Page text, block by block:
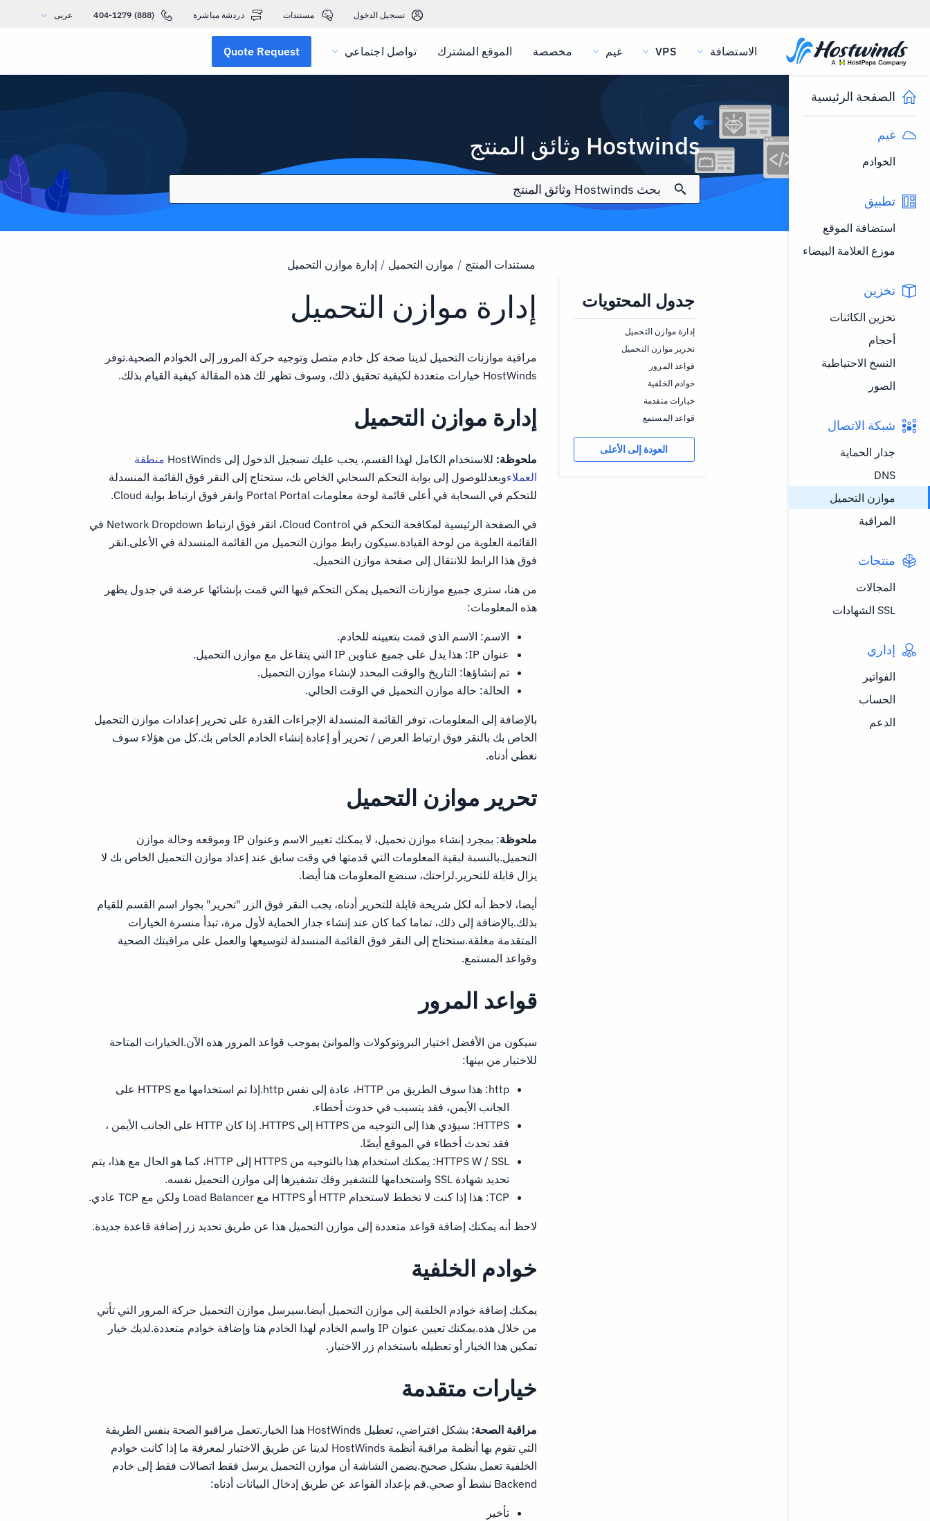
تسجيل الدخول مستندات دردشة مباشرة (888) 404-1279 عربى
الاستضافة VPS غيم مخصصة الموقع المشترك تواصل اجتماعي Quote Request
الصفحة الرئيسية
غيم
الخوادم
تطبيق
استضافة الموقع
موزع العلامة البيضاء
تخزين
تخزين الكائنات
أحجام
النسخ الاحتياطية
الصور
شبكة الاتصال
جدار الحماية
DNS
موازن التحميل
المراقبة
منتجات
المجالات
SSL الشهادات
إداري
الفواتير
الحساب
الدعم
Hostwinds وثائق المنتج
مستندات المنتج / موازن التحميل / إدارة موازن التحميل
جدول المحتويات
إدارة موازن التحميل
تحرير موازن التحميل
قواعد المرور
خوادم الخلفية
خيارات متقدمة
قواعد المستمع
العودة إلى الأعلى
إدارة موازن التحميل
مراقبة موازنات التحميل لدينا صحة كل خادم متصل وتوجيه حركة المرور إلى الخوادم الصحية.توفر
HostWinds خيارات متعددة لكيفية تحقيق ذلك، وسوف تظهر لك هذه المقالة كيفية القيام بذلك.
إدارة موازن التحميل
ملحوظة: للاستخدام الكامل لهذا القسم، يجب عليك تسجيل الدخول إلى HostWinds
منطقة
العملاءوبعدللوصول إلى بوابة التحكم السحابي الخاص بك، ستحتاج إلى النقر فوق القائمة المنسدلة
للتحكم في السحابة في أعلى قائمة لوحة معلومات Portal Portal وانقر فوق ارتباط بوابة Cloud.
في الصفحة الرئيسية لمكافحة التحكم في Cloud Control، انقر فوق ارتباط Network Dropdown في
القائمة العلوية من لوحة القيادة.سيكون رابط موازن التحميل من القائمة المنسدلة في الأعلى.انقر
فوق هذا الرابط للانتقال إلى صفحة موازن التحميل.
من هنا، سترى جميع موازنات التحميل يمكن التحكم فيها التي قمت بإنشائها عرضة في جدول يظهر
هذه المعلومات:
الاسم: الاسم الذي قمت بتعيينه للخادم.
عنوان IP: هذا يدل على جميع عناوين IP التي يتفاعل مع موازن التحميل.
تم إنشاؤها: التاريخ والوقت المحدد لإنشاء موازن التحميل.
الحالة: حالة موازن التحميل في الوقت الحالي.
بالإضافة إلى المعلومات، توفر القائمة المنسدلة الإجراءات القدرة على تحرير إعدادات موازن التحميل
الخاص بك بالنقر فوق ارتباط العرض / تحرير أو إعادة إنشاء الخادم الخاص بك.كل من هؤلاء سوف
نغطي أدناه.
تحرير موازن التحميل
ملحوظة
: بمجرد إنشاء موازن تحميل، لا يمكنك تغيير الاسم وعنوان IP وموقعه وحالة موازن
التحميل.بالنسبة لبقية المعلومات التي قدمتها في وقت سابق عند إعداد موازن التحميل الخاص بك لا
يزال قابلة للتحرير.لراحتك، سنضع المعلومات هنا أيضا.
أيضا، لاحظ أنه لكل شريحة قابلة للتحرير أدناه، يجب النقر فوق الزر "تحرير" بجوار اسم القسم للقيام
بذلك.بالإضافة إلى ذلك، تماما كما كان عند إنشاء جدار الحماية لأول مرة، تبدأ منسرة الخيارات
المتقدمة مغلقة.ستحتاج إلى النقر فوق القائمة المنسدلة لتوسيعها والعمل على مراقبتك الصحية
وقواعد المستمع.
قواعد المرور
سيكون من الأفضل اختيار البروتوكولات والموانئ بموجب قواعد المرور هذه الآن.الخيارات المتاحة
للاختيار من بينها:
http: هذا سوف الطريق من HTTP، عادة إلى نفس http.إذا تم استخدامها مع HTTPS على
الجانب الأيمن، فقد يتسبب في حدوث أخطاء.
HTTPS: سيؤدي هذا إلى التوجيه من HTTPS إلى HTTPS. إذا كان HTTP على الجانب الأيمن ،
فقد تحدث أخطاء في الموقع أيضًا.
HTTPS W / SSL: يمكنك استخدام هذا بالتوجيه من HTTPS إلى HTTP، كما هو الحال مع هذا، يتم
تحديد شهادة SSL واستخدامها للتشفير وفك تشفيرها إلى موازن التحميل نفسه.
TCP: هذا إذا كنت لا تخطط لاستخدام HTTP أو HTTPS مع Load Balancer ولكن مع TCP عادي.
لاحظ أنه يمكنك إضافة قواعد متعددة إلى موازن التحميل هذا عن طريق تحديد زر إضافة قاعدة جديدة.
خوادم الخلفية
يمكنك إضافة خوادم الخلفية إلى موازن التحميل أيضا.سيرسل موازن التحميل حركة المرور التي تأتي
من خلال هذه.يمكنك تعيين عنوان IP واسم الخادم لهذا الخادم هنا وإضافة خوادم متعددة.لديك خيار
تمكين هذا الخيار أو تعطيله باستخدام زر الاختيار.
خيارات متقدمة
مراقبة الصحة:
بشكل افتراضي، تعطيل HostWinds هذا الخيار.تعمل مراقبو الصحة بنفس الطريقة
التي تقوم بها أنظمة مراقبة أنظمة HostWinds لدينا عن طريق الاختبار لمعرفة ما إذا كانت خوادم
الخلفية تعمل بشكل صحيح.يضمن الشاشة أن موازن التحميل يرسل فقط اتصالات فقط إلى خادم
Backend نشط أو صحي.قم بإعداد القواعد عن طريق إدخال البيانات أدناه:
تأخير